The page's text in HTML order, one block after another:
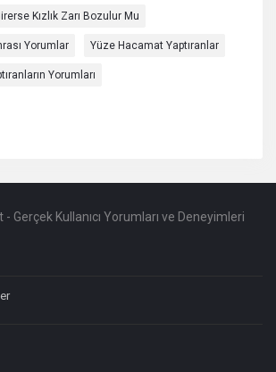
Kızlık Zarı Bozulur Mu
Yorumlar Yüze Hacamat Yaptıranlar
Yorumları
Gerçek Kullanıcı Yorumları ve Deneyimleri